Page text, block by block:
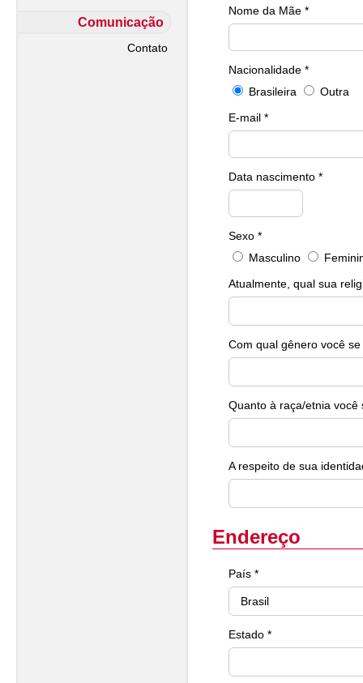
Comunicação
Contato
Nome da Mãe *
Nacionalidade *
Brasileira
Outra
E-mail *
Data nascimento *
Sexo *
Masculino
Atualmente, qual sua
Com qual gênero você
Quanto à raça/etnia você
A respeito de sua
Endereço
País *
Estado *